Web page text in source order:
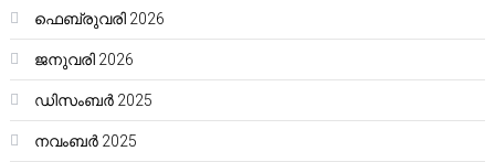
ഫെബ്രുവരി 2026
ജനുവരി 2026
ഡിസംബർ 2025
നവംബർ 2025